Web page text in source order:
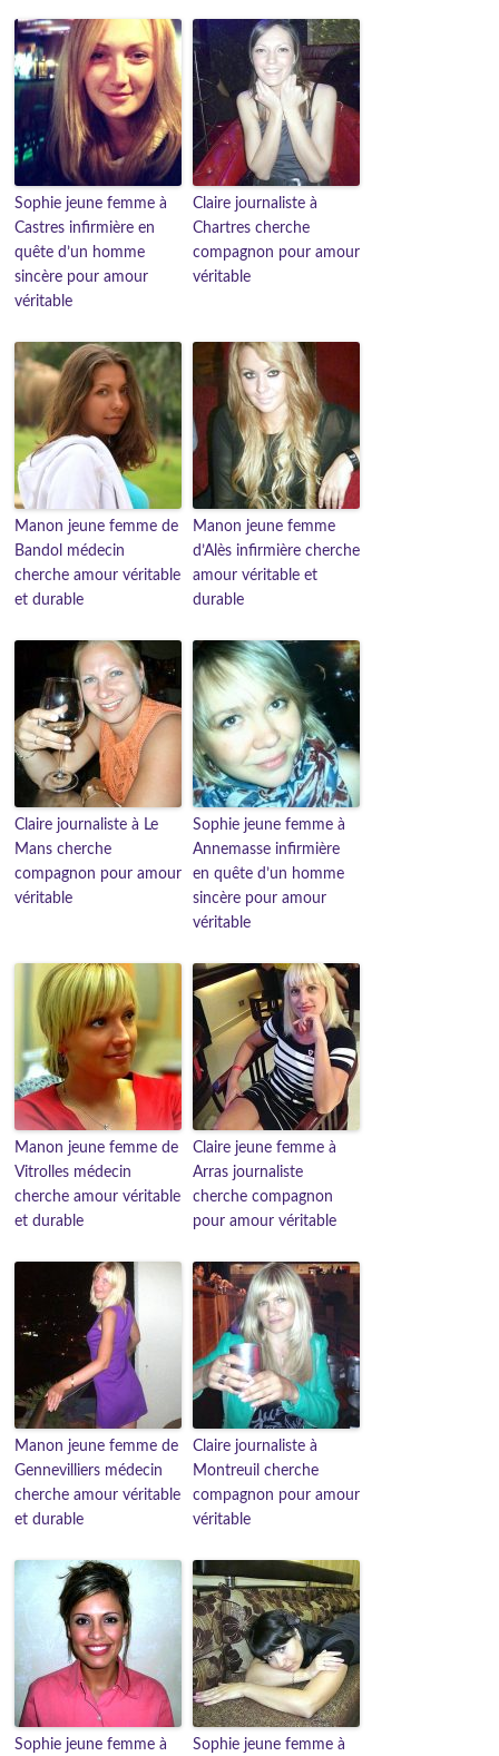
Sophie jeune femme à
Castres infirmière en
quête d’un homme
sincère pour amour
véritable
Claire journaliste à
Chartres cherche
compagnon pour amour
véritable
Manon jeune femme de
Bandol médecin
cherche amour véritable
et durable
Manon jeune femme
d’Alès infirmière cherche
amour véritable et
durable
Claire journaliste à Le
Mans cherche
compagnon pour amour
véritable
Sophie jeune femme à
Annemasse infirmière
en quête d’un homme
sincère pour amour
véritable
Manon jeune femme de
Vitrolles médecin
cherche amour véritable
et durable
Claire jeune femme à
Arras journaliste
cherche compagnon
pour amour véritable
Manon jeune femme de
Gennevilliers médecin
cherche amour véritable
et durable
Claire journaliste à
Montreuil cherche
compagnon pour amour
véritable
Sophie jeune femme à
Sophie jeune femme à